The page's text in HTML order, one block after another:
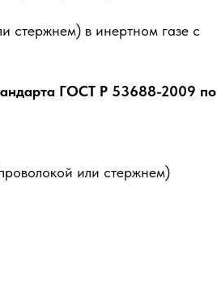
стержнем) в инертном газе с
ГОСТ Р 53688-2009 по
или стержнем)